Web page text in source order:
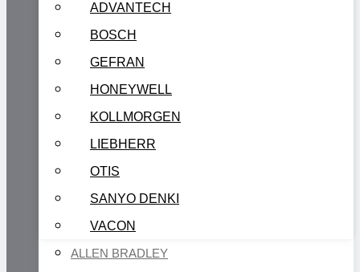
ADVANTECH
BOSCH
GEFRAN
HONEYWELL
KOLLMORGEN
LIEBHERR
OTIS
SANYO DENKI
VACON
ALLEN BRADLEY